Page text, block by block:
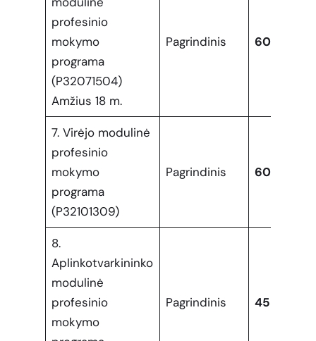
profesinio
mokymo
programa
(P32071504)
Amžius 18 m.
Pagrindinis 60
7. Virėjo modulinė
profesinio
mokymo
programa
(P32101309)
Pagrindinis 60
8.
Aplinkotvarkininko
modulinė
profesinio
mokymo
Pagrindinis 45